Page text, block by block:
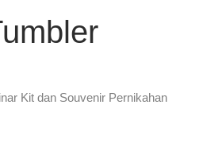
Kit dan Souvenir Pernikahan